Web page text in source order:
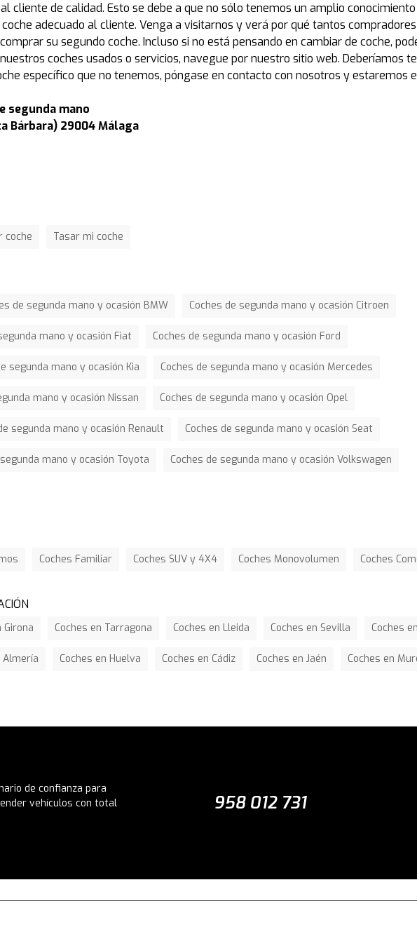
cliente de calidad. Esto se debe a que no sólo tenemos un amplio
adecuado al cliente. Venga a visitarnos y verá por qué tantos
su segundo coche. Incluso si no está pensando en cambiar de coche,
coches usados o servicios, navegue por nuestro sitio web. Deberíamos
específico que no tenemos, póngase en contacto con nosotros y estaremos
segunda mano
Bárbara) 29004 Málaga
coche Tasar mi coche
de segunda mano y ocasión BMW Coches de segunda mano y ocasión Citroen
mano y ocasión Fiat Coches de segunda mano y ocasión Ford
segunda mano y ocasión Kia Coches de segunda mano y ocasión Mercedes
mano y ocasión Nissan Coches de segunda mano y ocasión Opel
segunda mano y ocasión Renault Coches de segunda mano y ocasión Seat
mano y ocasión Toyota Coches de segunda mano y ocasión Volkswagen
Coches Familiar Coches SUV y 4X4 Coches Monovolumen Coches
Girona Coches en Tarragona Coches en Lleida Coches en Sevilla Coches
Almería Coches en Huelva Coches en Cádiz Coches en Jaén Coches en
de confianza para
vehículos con total
958 012 731